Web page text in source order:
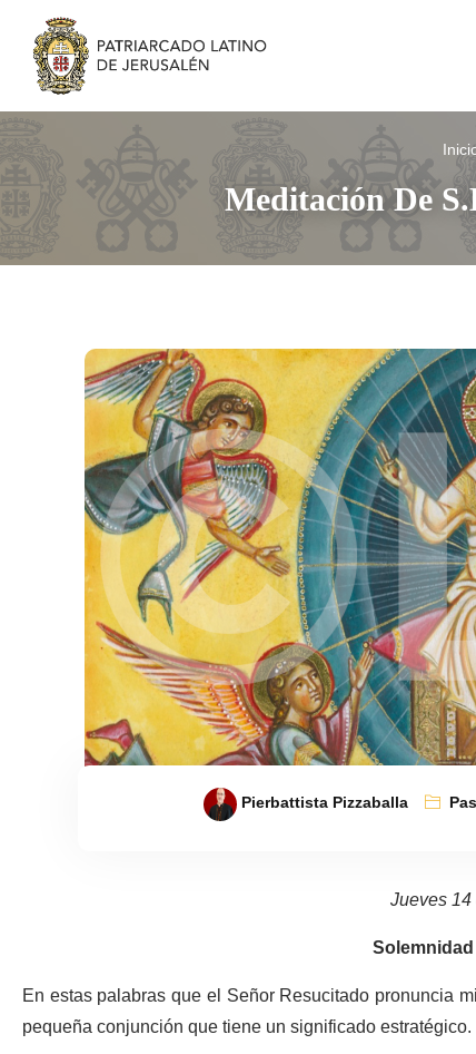
Meditación De
Pierbattista Pizzaballa
Jueves
En estas palabras que el Señor Resucitado pronuncia
pequeña conjunción que tiene un significado estratégico.